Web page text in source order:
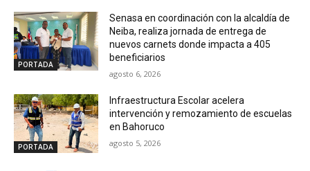
PORTADA
Senasa en coordinación con la alcaldía de
Neiba, realiza jornada de entrega de
nuevos carnets donde impacta a 405
beneficiarios
agosto 6, 2026
PORTADA
Infraestructura Escolar acelera
intervención y remozamiento de escuelas
en Bahoruco
agosto 5, 2026